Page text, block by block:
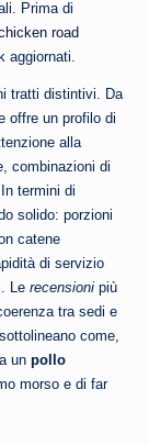
Prima di
road
aggiornati.
tratti distintivi. Da
offre un profilo di
alla
combinazioni di
termini di
solido: porzioni
catene
di servizio
Le recensioni più
tra sedi e
come,
un pollo
morso e di far